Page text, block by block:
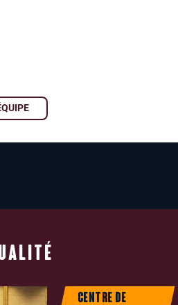
CENTRE DE